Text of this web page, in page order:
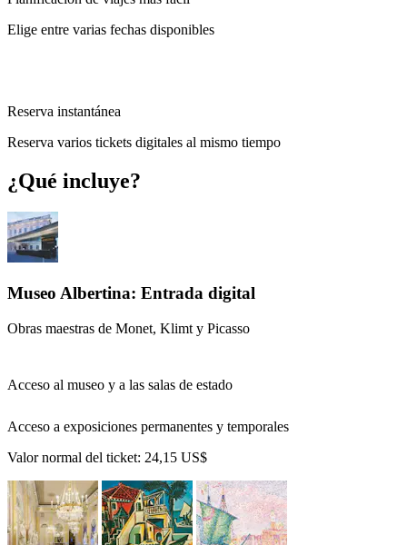
Elige entre varias fechas disponibles
Reserva instantánea
Reserva varios tickets digitales al mismo tiempo
¿Qué incluye?
Museo Albertina: Entrada digital
Obras maestras de Monet, Klimt y Picasso
Acceso al museo y a las salas de estado
Acceso a exposiciones permanentes y temporales
Valor normal del ticket: 24,15 US$